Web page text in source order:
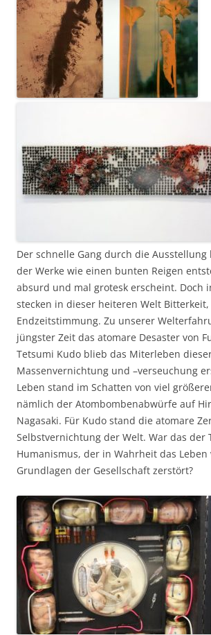
Der schnelle Gang durch die Ausstellung
der Werke wie einen bunten Reigen
absurd und mal grotesk erscheint. Doch
stecken in dieser heiteren Welt
Endzeitstimmung. Zu unserer
jüngster Zeit das atomare Desaster von
Tetsumi Kudo blieb das Miterleben
Massenvernichtung und –verseuchung
Leben stand im Schatten von viel
nämlich der Atombombenabwürfe auf
Nagasaki. Für Kudo stand die atomare
Selbstvernichtung der Welt. War das der
Humanismus, der in Wahrheit das
Grundlagen der Gesellschaft zerstört?